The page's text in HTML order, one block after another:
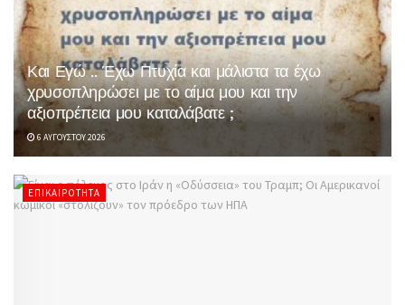
Και Εγώ .. Έχω Πτυχία και μάλιστα τα έχω
χρυσοπληρώσει με το αίμα μου και την
αξιοπρέπεια μου καταλάβατε ;
6 ΑΥΓΟΎΣΤΟΥ 2026
ΕΠΙΚΑΙΡΌΤΗΤΑ